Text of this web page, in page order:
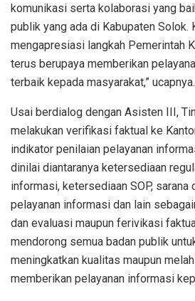
komunikasi serta kolaborasi yang
publik yang ada di Kabupaten Solok.
mengapresiasi langkah Pemerintah
terus berupaya memberikan
terbaik kepada masyarakat,” ucapnya.
Usai berdialog dengan Asisten III,
melakukan verifikasi faktual ke
indikator penilaian pelayanan
dinilai diantaranya ketersediaan
informasi, ketersediaan SOP, sarana
pelayanan informasi dan lain
dan evaluasi maupun ferivikasi
mendorong semua badan publik
meningkatkan kualitas maupun
memberikan pelayanan informasi